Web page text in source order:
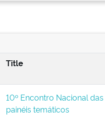
Title
10º Encontro Nacional
painéis temáticos